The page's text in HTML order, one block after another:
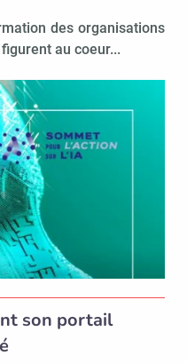
des organisations
au coeur...
son portail